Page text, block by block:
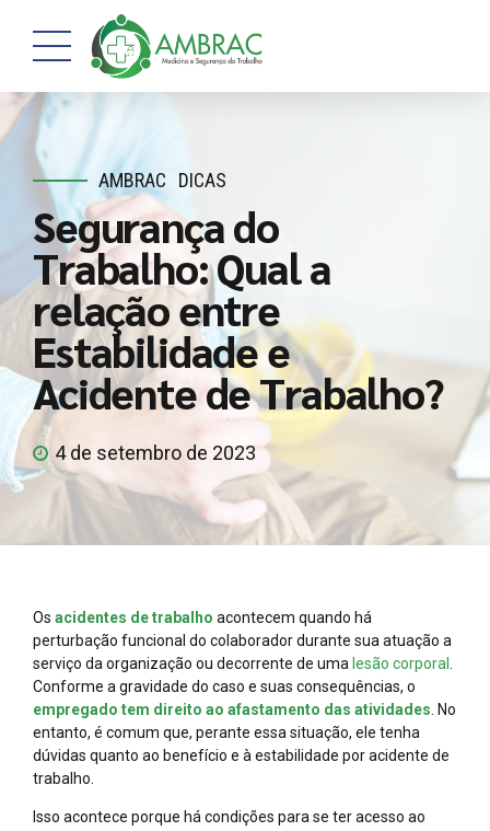
AMBRAC DICAS
Segurança do
Trabalho: Qual a
relação entre
Estabilidade e
Acidente de Trabalho?
4 de setembro de 2023
Os acidentes de trabalho acontecem quando há
perturbação funcional do colaborador durante sua atuação a
serviço da organização ou decorrente de uma lesão corporal
Conforme a gravidade do caso e suas consequências, o
empregado tem direito ao afastamento das atividades . No
entanto, é comum que, perante essa situação, ele tenha
dúvidas quanto ao benefício e à estabilidade por acidente de
trabalho.
Isso acontece porque há condições para se ter acesso ao